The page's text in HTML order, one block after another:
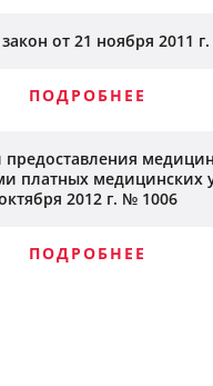
от 21 ноября 2011
ПОДРОБНЕЕ
платных медицинских
2012 г. № 1006
ПОДРОБНЕЕ